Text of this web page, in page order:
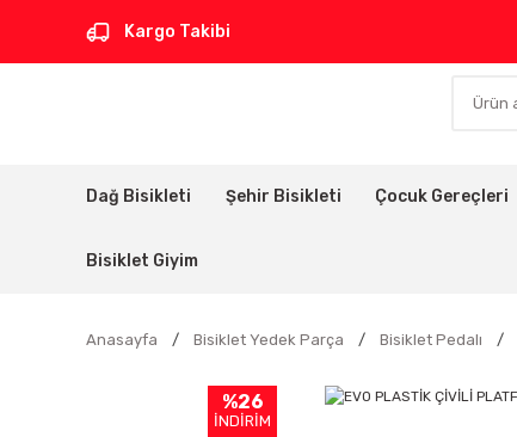
Kargo Takibi
Dağ Bisikleti Şehir Bisikleti Çocuk Gereçleri
Bisiklet Giyim
Anasayfa Bisiklet Yedek Parça Bisiklet Pedalı
%26
İNDİRİM